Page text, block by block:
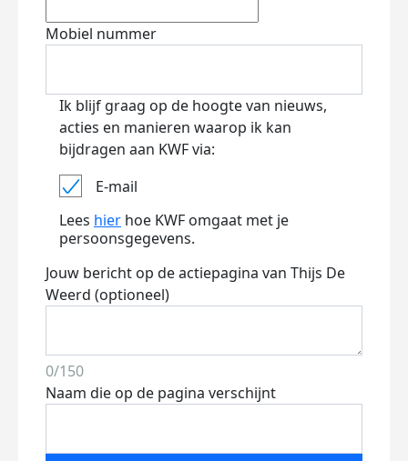
Mobiel nummer
Ik blijf graag op de hoogte van nieuws,
acties en manieren waarop ik kan
bijdragen aan KWF via:
E-mail
Lees hier hoe KWF omgaat met je
persoonsgegevens.
Jouw bericht op de actiepagina van Thijs De
Weerd (optioneel)
0/150
Naam die op de pagina verschijnt